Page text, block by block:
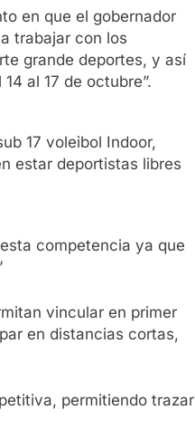
en que el gobernador
trabajar con los
grande deportes, y así
al 17 de octubre”.
17 voleibol Indoor,
estar deportistas libres
competencia ya que
vincular en primer
en distancias cortas,
permitiendo trazar